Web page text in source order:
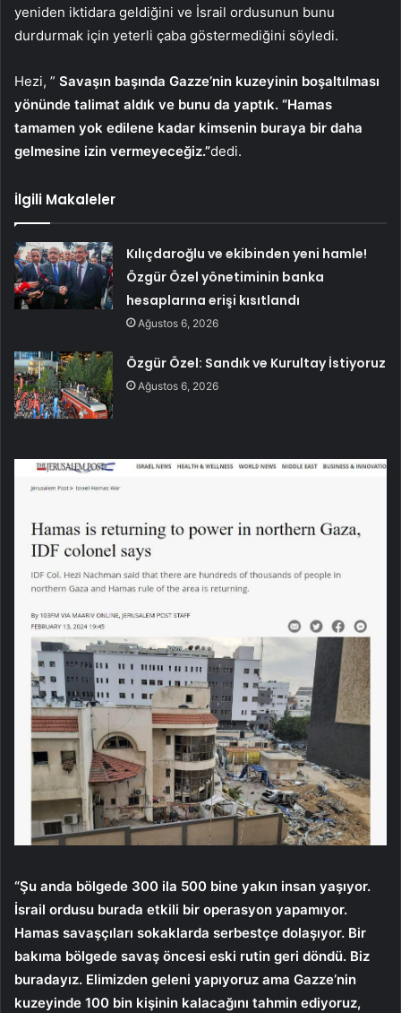
yeniden iktidara geldiğini ve İsrail ordusunun bunu
durdurmak için yeterli çaba göstermediğini söyledi.
Hezi, ” Savaşın başında Gazze’nin kuzeyinin boşaltılması
yönünde talimat aldık ve bunu da yaptık. “Hamas
tamamen yok edilene kadar kimsenin buraya bir daha
gelmesine izin vermeyeceğiz.”dedi.
İlgili Makaleler
Kılıçdaroğlu ve ekibinden yeni hamle!
Özgür Özel yönetiminin banka
hesaplarına erişi kısıtlandı
Ağustos 6, 2026
Özgür Özel: Sandık ve Kurultay İstiyoruz
Ağustos 6, 2026
“Şu anda bölgede 300 ila 500 bine yakın insan yaşıyor.
İsrail ordusu burada etkili bir operasyon yapamıyor.
Hamas savaşçıları sokaklarda serbestçe dolaşıyor. Bir
bakıma bölgede savaş öncesi eski rutin geri döndü. Biz
buradayız. Elimizden geleni yapıyoruz ama Gazze’nin
kuzeyinde 100 bin kişinin kalacağını tahmin ediyoruz,